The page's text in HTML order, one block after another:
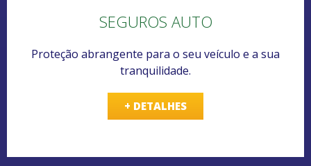
SEGUROS AUTO
Proteção abrangente para o seu veículo e a sua
tranquilidade.
+ DETALHES